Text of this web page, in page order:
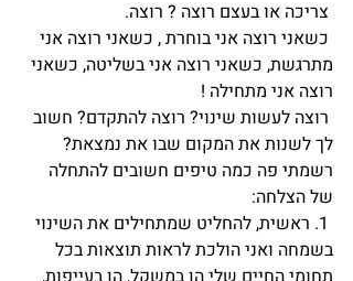
כשאני רוצה אני בוחרת , כשאני רוצה אני
מתרגשת, כשאני רוצה אני בשליטה, כשאני
רוצה אני מתחילה !
רוצה לעשות שינוי? רוצה להתקדם? חשוב
לך לשנות את המקום שבו את נמצאת?
רשמתי פה כמה טיפים חשובים להתחלה
של הצלחה:
1. ראשית, להחליט שמתחילים את השינוי
בשמחה ואני הולכת לראות תוצאות בכל